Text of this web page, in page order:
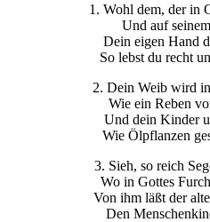
1. Wohl dem, der in
Und auf
Dein eigen Hand
So lebst du recht
2. Dein Weib wird
Wie ein Reben
Und dein Kinder
Wie Ölpflanzen
3. Sieh, so reich
Wo in Gottes
Von ihm läßt der
Den